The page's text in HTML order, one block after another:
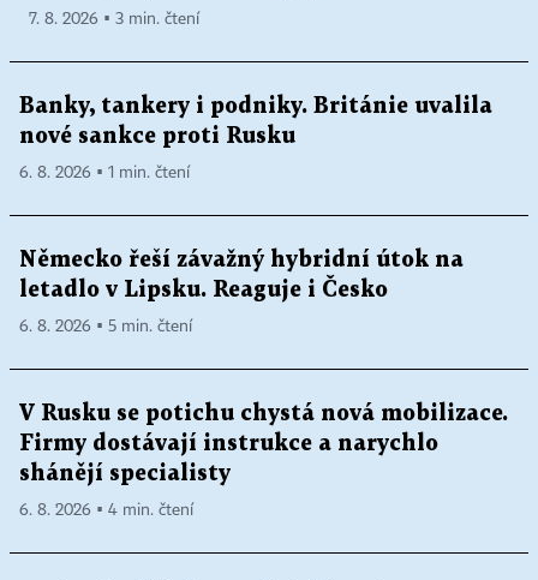
7. 8. 2026 ▪ 3 min. čtení
Banky, tankery i podniky. Británie uvalila
nové sankce proti Rusku
6. 8. 2026 ▪ 1 min. čtení
Německo řeší závažný hybridní útok na
letadlo v Lipsku. Reaguje i Česko
6. 8. 2026 ▪ 5 min. čtení
V Rusku se potichu chystá nová mobilizace.
Firmy dostávají instrukce a narychlo
shánějí specialisty
6. 8. 2026 ▪ 4 min. čtení